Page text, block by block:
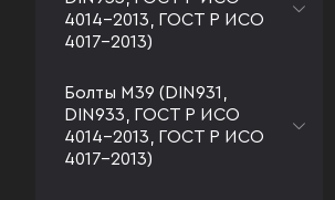
4014-2013, ГОСТ Р ИСО
4017-2013)
Болты М39 (DIN931,
DIN933, ГОСТ Р ИСО
4014-2013, ГОСТ Р ИСО
4017-2013)